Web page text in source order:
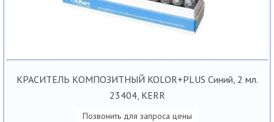
КРАСИТЕЛЬ КОМПОЗИТНЫЙ KOLOR+PLUS Синий, 2 мл.
23404, KERR
Позвонить для запроса цены